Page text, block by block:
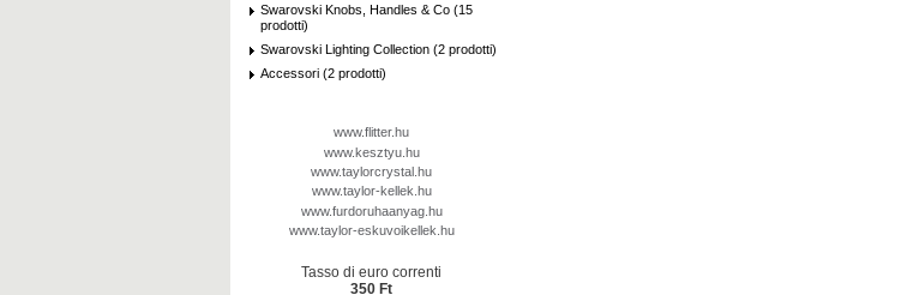
Swarovski Knobs, Handles & Co (15
prodotti)
Swarovski Lighting Collection (2 prodotti)
Accessori (2 prodotti)
www.flitter.hu
www.kesztyu.hu
www.taylorcrystal.hu
www.taylor-kellek.hu
www.furdoruhaanyag.hu
www.taylor-eskuvoikellek.hu
Tasso di euro correnti
350 Ft